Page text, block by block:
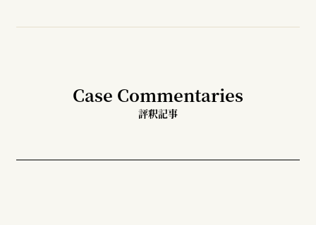
Case Commentaries
評釈記事